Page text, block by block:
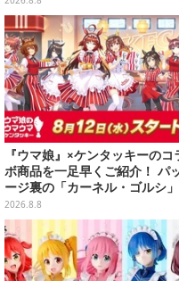
とめ
『ウマ娘』×ケンタッキーのコ
ボ商品を一足早くご紹介！ パ
ージ裏の「カーネル・ゴルシ
長文コラボ告知は必見、オリジ
ル商品はガツンと来るにんにく
美味しくて「全銀河☆ゴルゴ
キン化計画」の一部になる【
レポ】
2026.8.8